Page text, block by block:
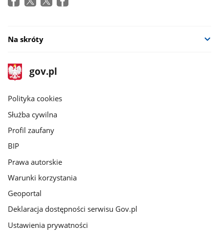
Na skróty
stopka
gov.pl
Strona
gov.pl
gov.pl
Polityka cookies
Służba cywilna
Profil zaufany
BIP
Prawa autorskie
Warunki korzystania
Geoportal
Deklaracja dostępności serwisu Gov.pl
Ustawienia prywatności